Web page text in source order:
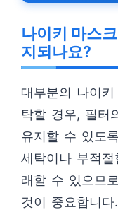
나이키 마스
지되나요?
대부분의 나이
탁할 경우, 필터
유지할 수 있도
세탁이나 부적
래할 수 있으므
것이 중요합니다.